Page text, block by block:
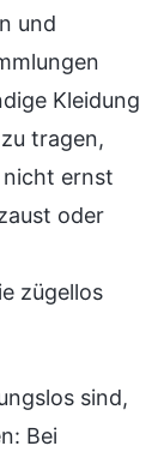
und
Kleidung
tragen,
nicht ernst
oder
zügellos
sind,
Bei